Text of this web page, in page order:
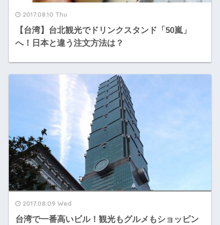
2017.08.10 Thu
【台湾】台北観光でドリンクスタンド「50嵐」
へ！日本と違う注文方法は？
2017.08.09 Wed
台湾で一番高いビル！観光もグルメもショッピン